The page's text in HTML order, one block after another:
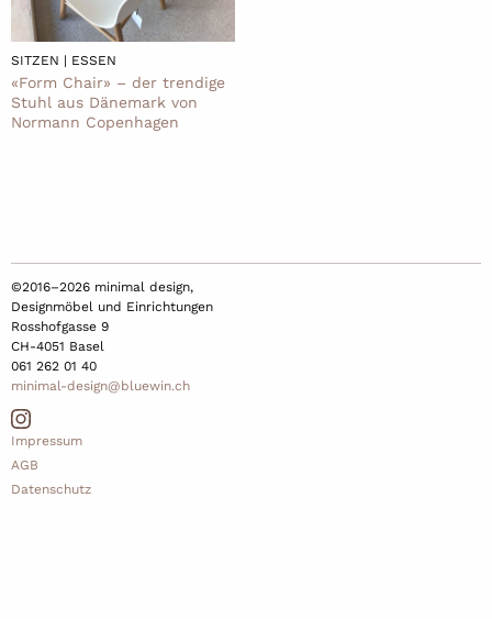
SITZEN | ESSEN
«Form Chair» – der trendige
Stuhl aus Dänemark von
Normann Copenhagen
©2016–2026 minimal design,
Designmöbel und Einrichtungen
Rosshofgasse 9
CH-4051 Basel
061 262 01 40
minimal-design@bluewin.ch
Impressum
AGB
Datenschutz